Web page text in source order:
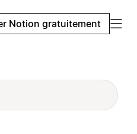
Notion gratuitement